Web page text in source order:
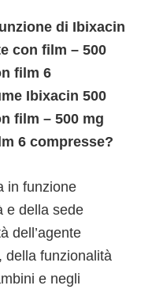
di Ibixacin
con film – 500
film 6
Ibixacin 500
film – 500 mg
6 compresse?
in funzione
e della sede
dell’agente
della funzionalità
e negli